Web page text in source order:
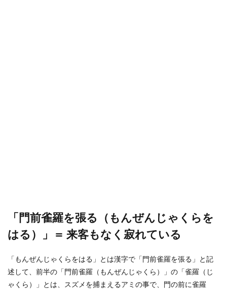
「門前雀羅を張る（もんぜんじゃくらを
はる）」＝ 来客もなく寂れている
「もんぜんじゃくらをはる」とは漢字で「門前雀羅を張る」と記
述して、前半の「門前雀羅（もんぜんじゃくら）」の「雀羅（じ
ゃくら）」とは、スズメを捕まえるアミの事で、門の前に雀羅